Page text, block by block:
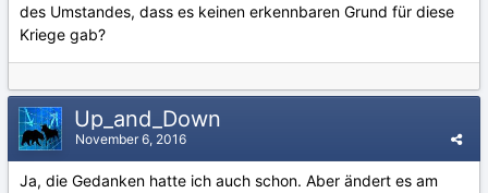
des Umstandes, dass es keinen erkennbaren Grund für diese
Kriege gab?
Up_and_Down
November 6, 2016
Ja, die Gedanken hatte ich auch schon. Aber ändert es am